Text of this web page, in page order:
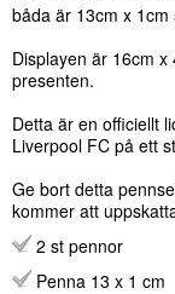
båda är 13cm x
Displayen är 16cm
presenten.
Detta är en officiellt
Liverpool FC på ett
Ge bort detta
kommer att
2 st pennor
Penna 13 x 1 cm